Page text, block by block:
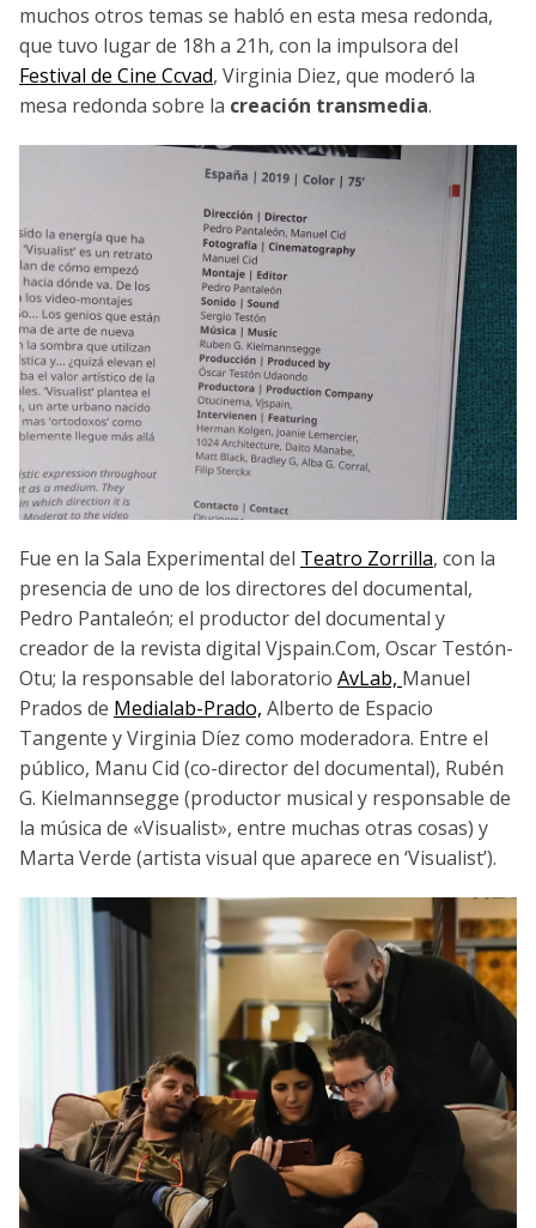
muchos otros temas se habló en esta mesa redonda,
que tuvo lugar de 18h a 21h, con la impulsora del
Festival de Cine Ccvad, Virginia Diez, que moderó la
mesa redonda sobre la creación transmedia.
Fue en la Sala Experimental del Teatro Zorrilla, con la
presencia de uno de los directores del documental,
Pedro Pantaleón; el productor del documental y
creador de la revista digital Vjspain.Com, Oscar Testón-
Otu; la responsable del laboratorio AvLab, Manuel
Prados de Medialab-Prado, Alberto de Espacio
Tangente y Virginia Díez como moderadora. Entre el
público, Manu Cid (co-director del documental), Rubén
G. Kielmannsegge (productor musical y responsable de
la música de «Visualist», entre muchas otras cosas) y
Marta Verde (artista visual que aparece en ‘Visualist’).